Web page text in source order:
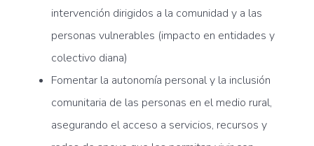
intervención dirigidos a la comunidad y a las
personas vulnerables (impacto en entidades y
colectivo diana)
Fomentar la autonomía personal y la inclusión
comunitaria de las personas en el medio rural,
asegurando el acceso a servicios, recursos y